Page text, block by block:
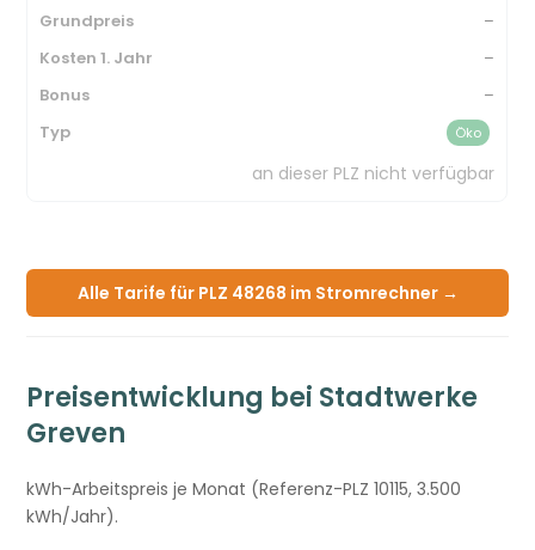
–
–
–
Öko
an dieser PLZ nicht verfügbar
Alle Tarife für PLZ 48268 im Stromrechner →
Preisentwicklung bei Stadtwerke
Greven
kWh-Arbeitspreis je Monat (Referenz-PLZ 10115, 3.500
kWh/Jahr).